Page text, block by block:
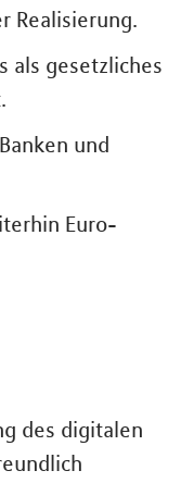
Realisierung.
als gesetzliches
und
Euro-
des digitalen